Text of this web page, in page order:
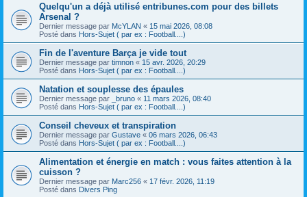
Quelqu'un a déjà utilisé entribunes.com pour des billets
Arsenal ?
Dernier message par McYLAN « 15 mai 2026, 08:08
Posté dans Hors-Sujet ( par ex : Football....)
Fin de l'aventure Barça je vide tout
Dernier message par timnon « 15 avr. 2026, 20:29
Posté dans Hors-Sujet ( par ex : Football....)
Natation et souplesse des épaules
Dernier message par _bruno « 11 mars 2026, 08:40
Posté dans Hors-Sujet ( par ex : Football....)
Conseil cheveux et transpiration
Dernier message par Gustave « 06 mars 2026, 06:43
Posté dans Hors-Sujet ( par ex : Football....)
Alimentation et énergie en match : vous faites attention à la
cuisson ?
Dernier message par Marc256 « 17 févr. 2026, 11:19
Posté dans Divers Ping